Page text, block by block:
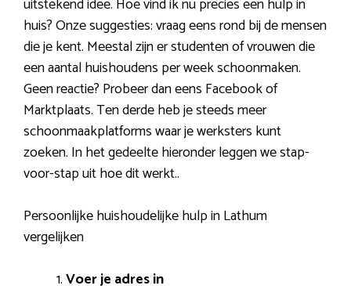
huis? Onze suggesties: vraag eens rond bij de mensen
die je kent. Meestal zijn er studenten of vrouwen die
een aantal huishoudens per week schoonmaken.
Geen reactie? Probeer dan eens Facebook of
Marktplaats. Ten derde heb je steeds meer
schoonmaakplatforms waar je werksters kunt
zoeken. In het gedeelte hieronder leggen we stap-
voor-stap uit hoe dit werkt..
Persoonlijke huishoudelijke hulp in Lathum
vergelijken
Voer je adres in